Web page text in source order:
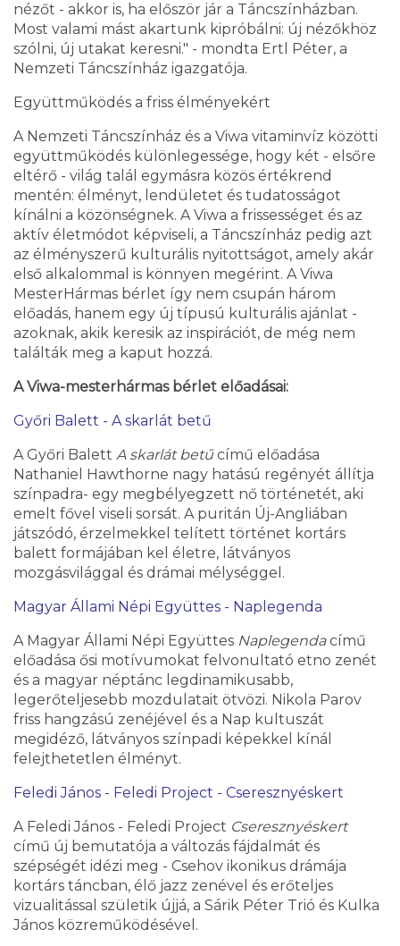
nézőt - akkor is, ha először jár a Táncszínházban.
Most valami mást akartunk kipróbálni: új nézőkhöz
szólni, új utakat keresni." - mondta Ertl Péter, a
Nemzeti Táncszínház igazgatója.
Együttműködés a friss élményekért
A Nemzeti Táncszínház és a Viwa vitaminvíz közötti
együttműködés különlegessége, hogy két - elsőre
eltérő - világ talál egymásra közös értékrend
mentén: élményt, lendületet és tudatosságot
kínálni a közönségnek. A Viwa a frissességet és az
aktív életmódot képviseli, a Táncszínház pedig azt
az élményszerű kulturális nyitottságot, amely akár
első alkalommal is könnyen megérint. A Viwa
MesterHármas bérlet így nem csupán három
előadás, hanem egy új típusú kulturális ajánlat -
azoknak, akik keresik az inspirációt, de még nem
találták meg a kaput hozzá.
A Viwa-mesterhármas bérlet előadásai:
Győri Balett - A skarlát betű
A Győri Balett A skarlát betűcímű előadása
Nathaniel Hawthorne nagy hatású regényét állítja
színpadra- egy megbélyegzett nő történetét, aki
emelt fővel viseli sorsát. A puritán Új-Angliában
játszódó, érzelmekkel telített történet kortárs
balett formájában kel életre, látványos
mozgásvilággal és drámai mélységgel.
Magyar Állami Népi Együttes - Naplegenda
A Magyar Állami Népi Együttes Naplegendacímű
előadása ősi motívumokat felvonultató etno zenét
és a magyar néptánc legdinamikusabb,
legerőteljesebb mozdulatait ötvözi. Nikola Parov
friss hangzású zenéjével és a Nap kultuszát
megidéző, látványos színpadi képekkel kínál
felejthetetlen élményt.
Feledi János - Feledi Project - Cseresznyéskert
A Feledi János - Feledi Project Cseresznyéskert
című új bemutatója a változás fájdalmát és
szépségét idézi meg - Csehov ikonikus drámája
kortárs táncban, élő jazz zenével és erőteljes
vizualitással születik újjá, a Sárik Péter Trió és Kulka
János közreműködésével.